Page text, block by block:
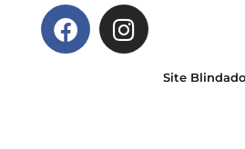
Site Blindado